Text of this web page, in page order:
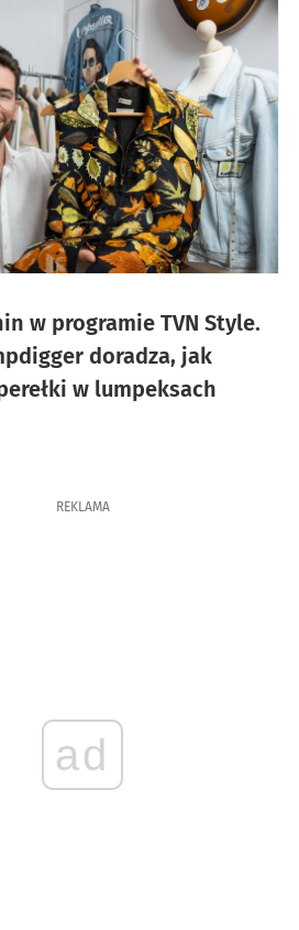
w programie TVN Style.
doradza, jak
w lumpeksach
REKLAMA
ad